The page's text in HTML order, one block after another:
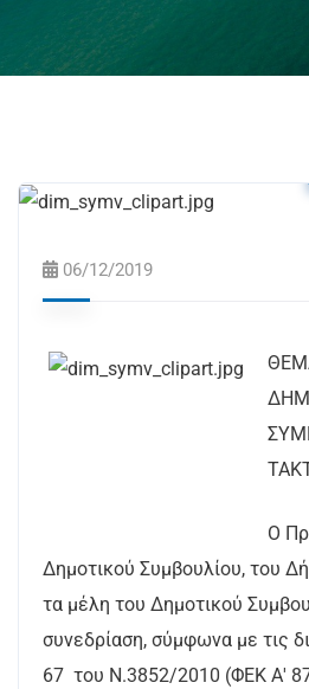
06/12/2019
Ο
Δημοτικού Συμβουλίου, του
τα μέλη του Δημοτικού
συνεδρίαση, σύμφωνα με τις
67 του Ν.3852/2010 (ΦΕΚ Α'